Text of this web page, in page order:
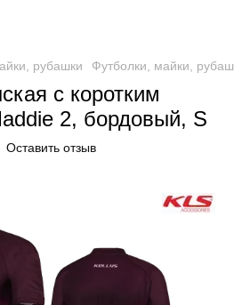
рубашки Футболки, майки,
с коротким
2, бордовый, S
Оставить отзыв